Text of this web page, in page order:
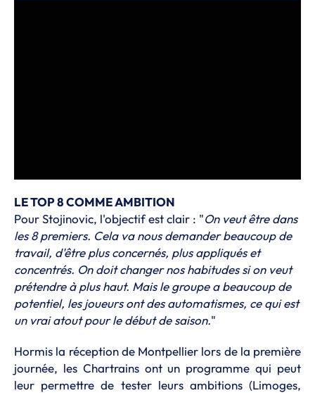
LE TOP 8 COMME AMBITION
Pour Stojinovic, l'objectif est clair : "On veut être dans
les 8 premiers. Cela va nous demander beaucoup de
travail, d'être plus concernés, plus appliqués et
concentrés. On doit changer nos habitudes si on veut
prétendre à plus haut. Mais le groupe a beaucoup de
potentiel, les joueurs ont des automatismes, ce qui est
un vrai atout pour le début de saison."
Hormis la réception de Montpellier lors de la première
journée, les Chartrains ont un programme qui peut
leur permettre de tester leurs ambitions (Limoges,